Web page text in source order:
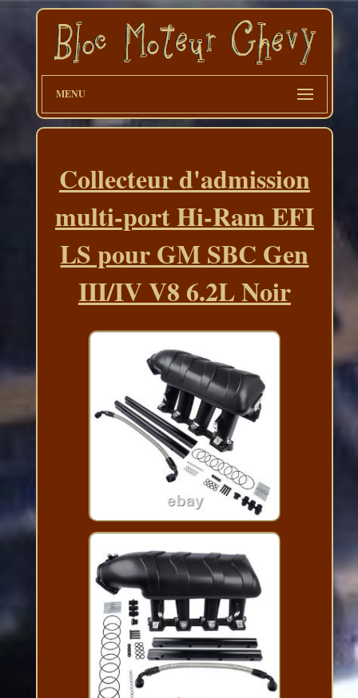
MENU
Collecteur d'admission
multi-port Hi-Ram EFI
LS pour GM SBC Gen
III/IV V8 6.2L Noir